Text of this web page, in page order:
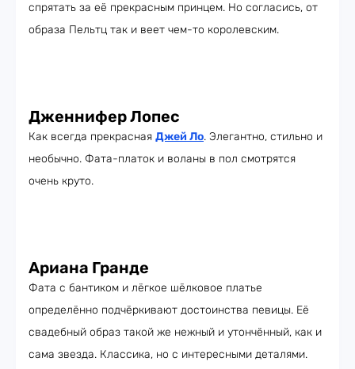
спрятать за её прекрасным принцем. Но согласись, от
образа Пельтц так и веет чем-то королевским.
Дженнифер Лопес
Как всегда прекрасная Джей Ло. Элегантно, стильно и
необычно. Фата-платок и воланы в пол смотрятся
очень круто.
Ариана Гранде
Фата с бантиком и лёгкое шёлковое платье
определённо подчёркивают достоинства певицы. Её
свадебный образ такой же нежный и утончённый, как и
сама звезда. Классика, но с интересными деталями.